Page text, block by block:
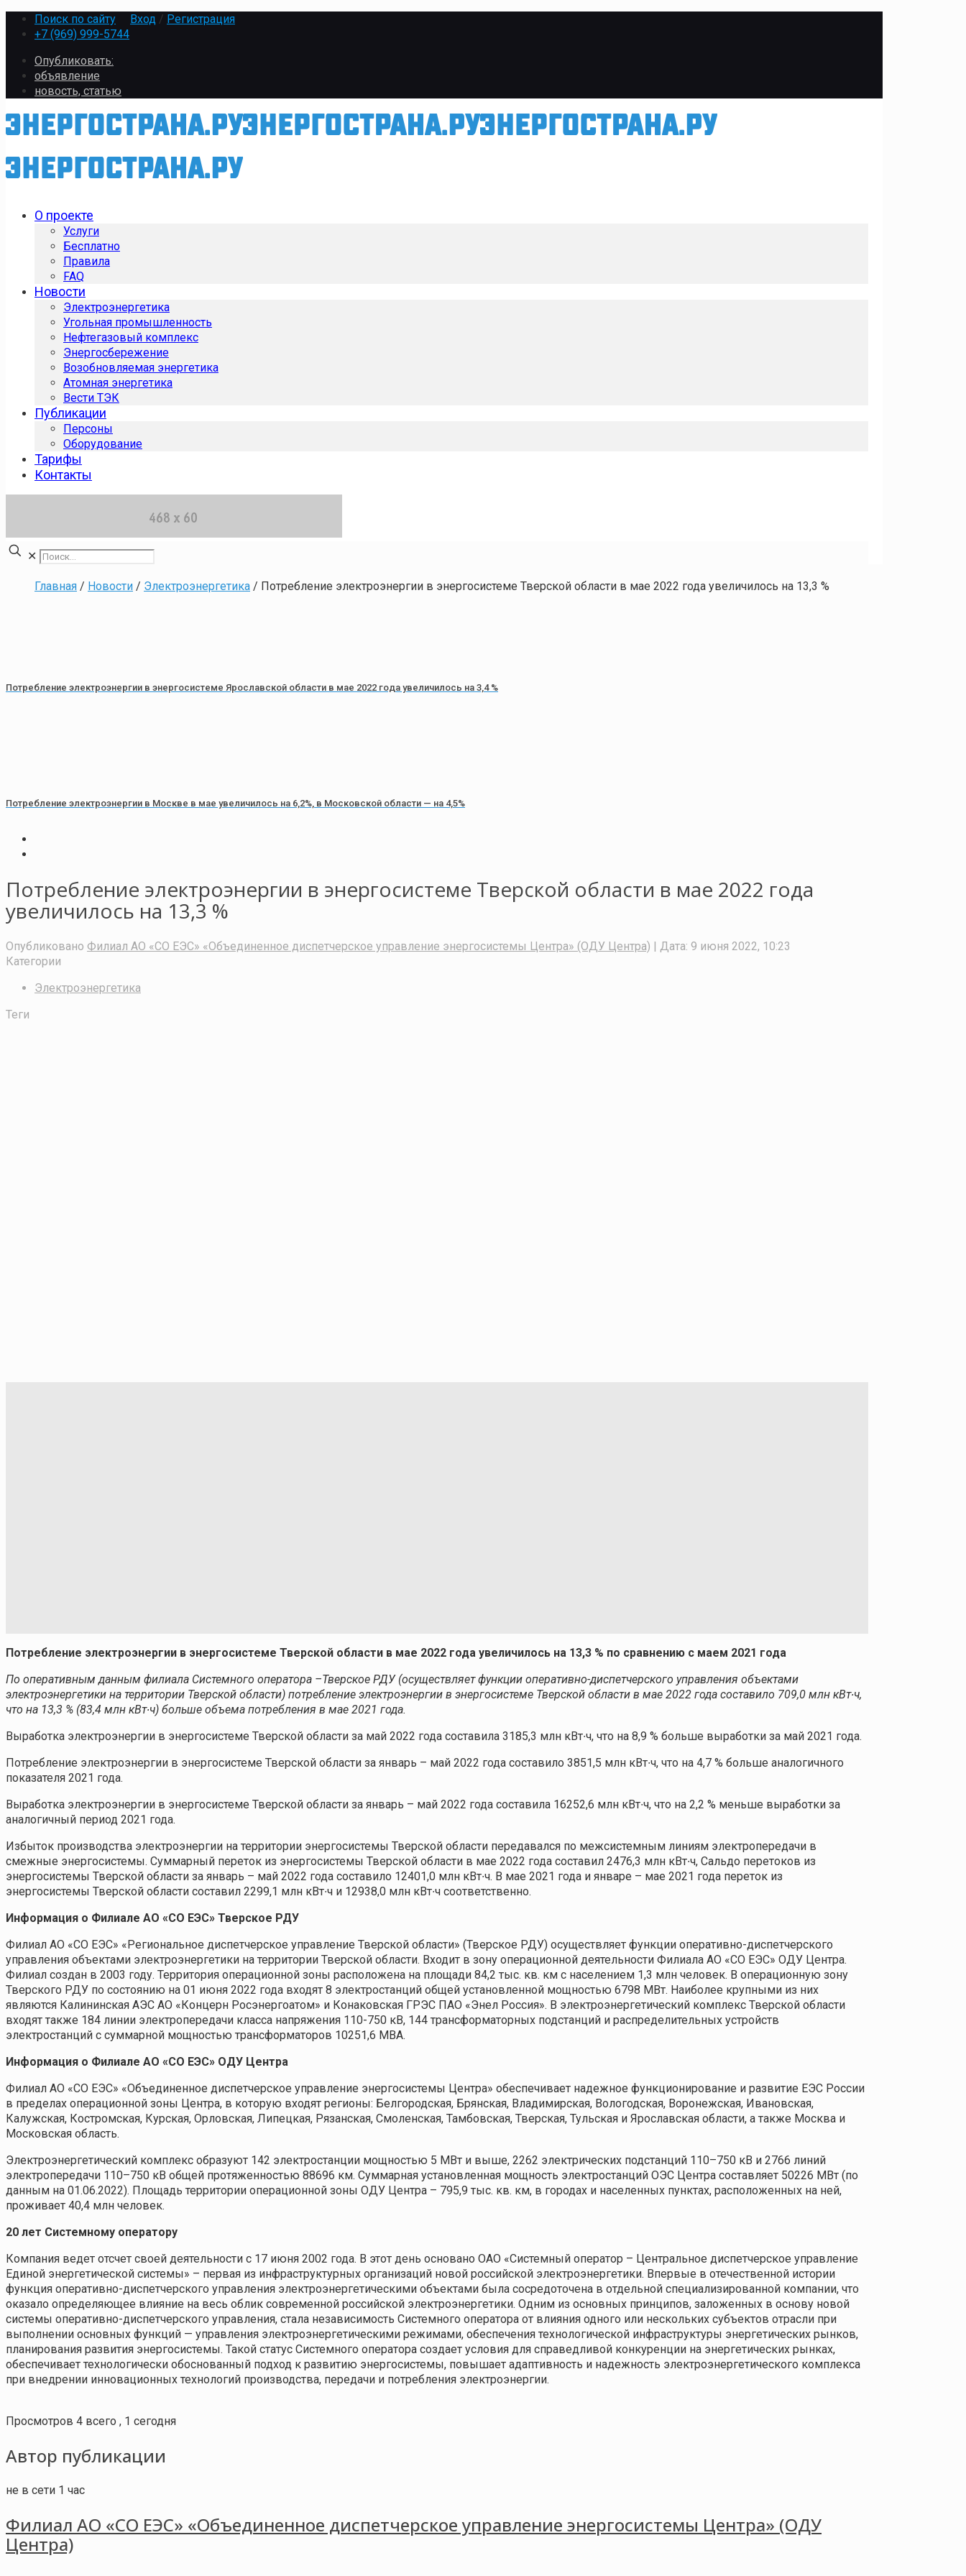
Поиск по сайту Вход / Регистрация
+7 (969) 999-5744
Опубликовать:
объявление
новость, статью
О проекте
Услуги
Бесплатно
Правила
FAQ
Новости
Электроэнергетика
Угольная промышленность
Нефтегазовый комплекс
Энергосбережение
Возобновляемая энергетика
Атомная энергетика
Вести ТЭК
Публикации
Персоны
Оборудование
Тарифы
Контакты
✕
Главная / Новости / Электроэнергетика / Потребление электроэнергии в энергосистеме Тверской области в мае 2022 года увеличилось на 13,3 %
Потребление электроэнергии в энергосистеме Ярославской области в мае 2022 года увеличилось на 3,4 %
Потребление электроэнергии в Москве в мае увеличилось на 6,2%, в Московской области — на 4,5%
Потребление электроэнергии в энергосистеме Тверской области в мае 2022 года
увеличилось на 13,3 %
Опубликовано Филиал АО «СО ЕЭС» «Объединенное диспетчерское управление энергосистемы Центра» (ОДУ Центра) | Дата: 9 июня 2022, 10:23
Категории
Электроэнергетика
Теги
Потребление электроэнергии в энергосистеме Тверской области в мае 2022 года увеличилось на 13,3 % по сравнению с маем 2021 года
По оперативным данным филиала Системного оператора –Тверское РДУ (осуществляет функции оперативно-диспетчерского управления объектами
электроэнергетики на территории Тверской области) потребление электроэнергии в энергосистеме Тверской области в мае 2022 года составило 709,0 млн кВт∙ч,
что на 13,3 % (83,4 млн кВт∙ч) больше объема потребления в мае 2021 года.
Выработка электроэнергии в энергосистеме Тверской области за май 2022 года составила 3185,3 млн кВт∙ч, что на 8,9 % больше выработки за май 2021 года.
Потребление электроэнергии в энергосистеме Тверской области за январь – май 2022 года составило 3851,5 млн кВт∙ч, что на 4,7 % больше аналогичного
показателя 2021 года.
Выработка электроэнергии в энергосистеме Тверской области за январь – май 2022 года составила 16252,6 млн кВт∙ч, что на 2,2 % меньше выработки за
аналогичный период 2021 года.
Избыток производства электроэнергии на территории энергосистемы Тверской области передавался по межсистемным линиям электропередачи в
смежные энергосистемы. Суммарный переток из энергосистемы Тверской области в мае 2022 года составил 2476,3 млн кВт∙ч, Сальдо перетоков из
энергосистемы Тверской области за январь – май 2022 года составило 12401,0 млн кВт∙ч. В мае 2021 года и январе – мае 2021 года переток из
энергосистемы Тверской области составил 2299,1 млн кВт∙ч и 12938,0 млн кВт∙ч соответственно.
Информация о Филиале АО «СО ЕЭС» Тверское РДУ
Филиал АО «СО ЕЭС» «Региональное диспетчерское управление Тверской области» (Тверское РДУ) осуществляет функции оперативно-диспетчерского
управления объектами электроэнергетики на территории Тверской области. Входит в зону операционной деятельности Филиала АО «СО ЕЭС» ОДУ Центра.
Филиал создан в 2003 году. Территория операционной зоны расположена на площади 84,2 тыс. кв. км с населением 1,3 млн человек. В операционную зону
Тверского РДУ по состоянию на 01 июня 2022 года входят 8 электростанций общей установленной мощностью 6798 МВт. Наиболее крупными из них
являются Калининская АЭС АО «Концерн Росэнергоатом» и Конаковская ГРЭС ПАО «Энел Россия». В электроэнергетический комплекс Тверской области
входят также 184 линии электропередачи класса напряжения 110-750 кВ, 144 трансформаторных подстанций и распределительных устройств
электростанций с суммарной мощностью трансформаторов 10251,6 МВА.
Информация о Филиале АО «СО ЕЭС» ОДУ Центра
Филиал АО «СО ЕЭС» «Объединенное диспетчерское управление энергосистемы Центра» обеспечивает надежное функционирование и развитие ЕЭС России
в пределах операционной зоны Центра, в которую входят регионы: Белгородская, Брянская, Владимирская, Вологодская, Воронежская, Ивановская,
Калужская, Костромская, Курская, Орловская, Липецкая, Рязанская, Смоленская, Тамбовская, Тверская, Тульская и Ярославская области, а также Москва и
Московская область.
Электроэнергетический комплекс образуют 142 электростанции мощностью 5 МВт и выше, 2262 электрических подстанций 110–750 кВ и 2766 линий
электропередачи 110–750 кВ общей протяженностью 88696 км. Суммарная установленная мощность электростанций ОЭС Центра составляет 50226 МВт (по
данным на 01.06.2022). Площадь территории операционной зоны ОДУ Центра – 795,9 тыс. кв. км, в городах и населенных пунктах, расположенных на ней,
проживает 40,4 млн человек.
20 лет Системному оператору
Компания ведет отсчет своей деятельности с 17 июня 2002 года. В этот день основано ОАО «Системный оператор – Центральное диспетчерское управление
Единой энергетической системы» – первая из инфраструктурных организаций новой российской электроэнергетики. Впервые в отечественной истории
функция оперативно-диспетчерского управления электроэнергетическими объектами была сосредоточена в отдельной специализированной компании, что
оказало определяющее влияние на весь облик современной российской электроэнергетики. Одним из основных принципов, заложенных в основу новой
системы оперативно-диспетчерского управления, стала независимость Системного оператора от влияния одного или нескольких субъектов отрасли при
выполнении основных функций — управления электроэнергетическими режимами, обеспечения технологической инфраструктуры энергетических рынков,
планирования развития энергосистемы. Такой статус Системного оператора создает условия для справедливой конкуренции на энергетических рынках,
обеспечивает технологически обоснованный подход к развитию энергосистемы, повышает адаптивность и надежность электроэнергетического комплекса
при внедрении инновационных технологий производства, передачи и потребления электроэнергии.
Просмотров 4 всего , 1 сегодня
Автор публикации
не в сети 1 час
Филиал АО «СО ЕЭС» «Объединенное диспетчерское управление энергосистемы Центра» (ОДУ
Центра)